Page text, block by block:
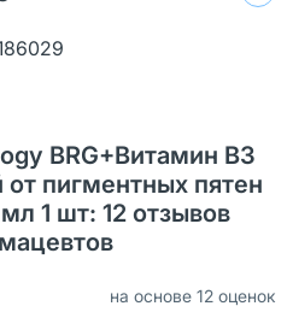
BRG+Витамин В3
пигментных пятен
1 шт: 12 отзывов
на основе 12 оценок